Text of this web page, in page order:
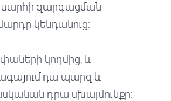
զարգացման
կենդանուց:
կողմից, և
դա պարզ և
դրա սխալմունքը: